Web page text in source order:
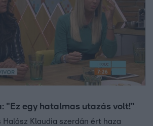
"Ez egy hatalmas utazás volt!"
Halász Klaudia szerdán ért haza